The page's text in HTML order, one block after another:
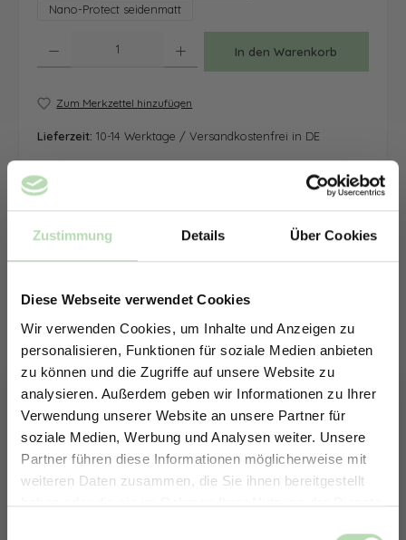
Zustimmung Details Über Cookies
Diese Webseite verwendet Cookies
Wir verwenden Cookies, um Inhalte und Anzeigen zu
personalisieren, Funktionen für soziale Medien anbieten
zu können und die Zugriffe auf unsere Website zu
analysieren. Außerdem geben wir Informationen zu Ihrer
Verwendung unserer Website an unsere Partner für
soziale Medien, Werbung und Analysen weiter. Unsere
Partner führen diese Informationen möglicherweise mit
weiteren Daten zusammen, die Sie ihnen bereitgestellt
haben oder die sie im Rahmen Ihrer Nutzung der Dienste
Nano-Protect seidenmatt
In den Warenkorb
Zum Merkzettel hinzufügen
Lieferzeit: 10-14 Werktage / Versandkostenfrei in DE
ERHALTE 5% RABATT AUF
DEINE RÜCKWÄNDE